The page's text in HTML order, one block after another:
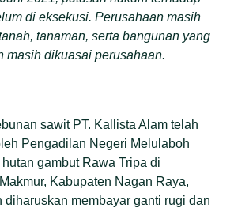
di eksekusi. Perusahaan masih
tanaman, serta bangunan yang
masih dikuasai perusahaan.
sawit PT. Kallista Alam telah
Pengadilan Negeri Melulaboh
gambut Rawa Tripa di
Kabupaten Nagan Raya,
diharuskan membayar ganti rugi dan